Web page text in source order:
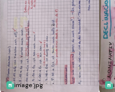
image.jpg